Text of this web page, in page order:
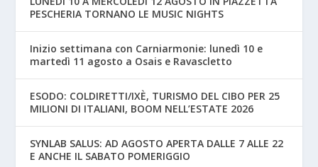
PESCHERIA TORNANO LE MUSIC NIGHTS
Inizio settimana con Carniarmonie: lunedì 10 e
martedì 11 agosto a Osais e Ravascletto
ESODO: COLDIRETTI/IXÈ, TURISMO DEL CIBO PER 25
MILIONI DI ITALIANI, BOOM NELL’ESTATE 2026
SYNLAB SALUS: AD AGOSTO APERTA DALLE 7 ALLE 22
E ANCHE IL SABATO POMERIGGIO